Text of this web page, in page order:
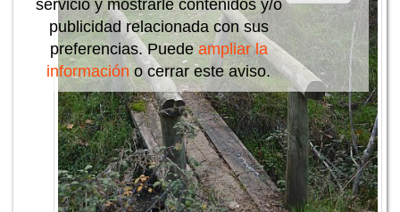
servicio y mostrarle contenidos y/o
publicidad relacionada con sus
preferencias. Puedeampliar la
informacióno cerrar este aviso.